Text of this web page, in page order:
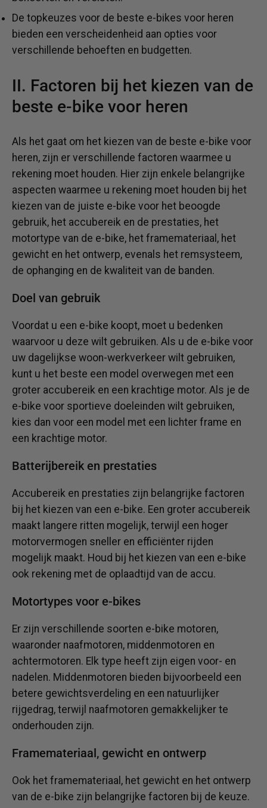
De topkeuzes voor de beste e-bikes voor heren
bieden een verscheidenheid aan opties voor
verschillende behoeften en budgetten.
II. Factoren bij het kiezen van de
beste e-bike voor heren
Als het gaat om het kiezen van de beste e-bike voor
heren, zijn er verschillende factoren waarmee u
rekening moet houden. Hier zijn enkele belangrijke
aspecten waarmee u rekening moet houden bij het
kiezen van de juiste e-bike voor het beoogde
gebruik, het accubereik en de prestaties, het
motortype van de e-bike, het framemateriaal, het
gewicht en het ontwerp, evenals het remsysteem,
de ophanging en de kwaliteit van de banden.
Doel van gebruik
Voordat u een e-bike koopt, moet u bedenken
waarvoor u deze wilt gebruiken. Als u de e-bike voor
uw dagelijkse woon-werkverkeer wilt gebruiken,
kunt u het beste een model overwegen met een
groter accubereik en een krachtige motor. Als je de
e-bike voor sportieve doeleinden wilt gebruiken,
kies dan voor een model met een lichter frame en
een krachtige motor.
Batterijbereik en prestaties
Accubereik en prestaties zijn belangrijke factoren
bij het kiezen van een e-bike. Een groter accubereik
maakt langere ritten mogelijk, terwijl een hoger
motorvermogen sneller en efficiënter rijden
mogelijk maakt. Houd bij het kiezen van een e-bike
ook rekening met de oplaadtijd van de accu.
Motortypes voor e-bikes
Er zijn verschillende soorten e-bike motoren,
waaronder naafmotoren, middenmotoren en
achtermotoren. Elk type heeft zijn eigen voor- en
nadelen. Middenmotoren bieden bijvoorbeeld een
betere gewichtsverdeling en een natuurlijker
rijgedrag, terwijl naafmotoren gemakkelijker te
onderhouden zijn.
Framemateriaal, gewicht en ontwerp
Ook het framemateriaal, het gewicht en het ontwerp
van de e-bike zijn belangrijke factoren bij de keuze.